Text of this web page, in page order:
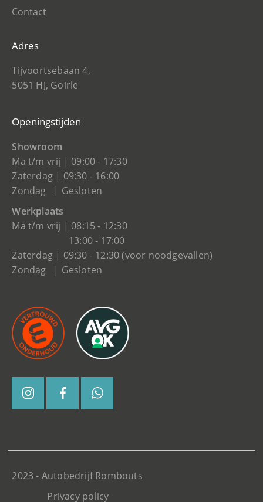
Contact
Adres
Tijvoortsebaan 4,
5051 HJ, Goirle
Openingstijden
Showroom
Ma t/m vrij | 09:00 - 17:30
Zaterdag | 09:30 - 16:00
Zondag | Gesloten
Werkplaats
Ma t/m vrij | 08:15 - 12:30
13:00 - 17:00
Zaterdag | 09:30 - 12:30 (voor noodgevallen)
Zondag | Gesloten
2023 - Autobedrijf Rombouts
Privacy policy